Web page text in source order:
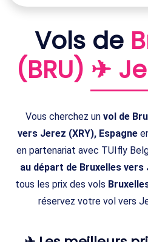
Vols de
(BRU) ✈
Vous cherchez un vol de
vers Jerez (XRY), Espagne
en partenariat avec TUIfly
au départ de Bruxelles vers
tous les prix des vols
réservez votre vol vers